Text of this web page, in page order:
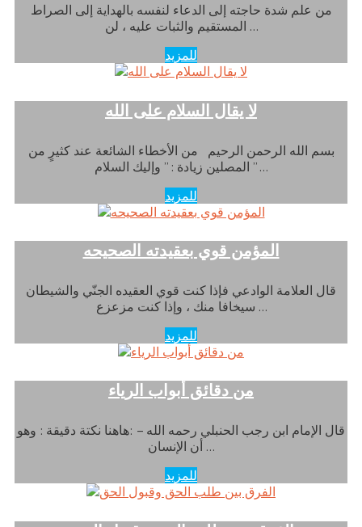
من علم شدة حاجته إلى الدعاء لنفسه بالهداية إلى الصراط
المستقيم والثبات عليه ، لن …
للمزيد
لا يقال السلام على الله
بسم الله الرحمن الرحيم من الأخطاء الشائعة عند كثيرٍ من
المصلين زيادة : ” وإليك السلام ” …
للمزيد
المؤمن قوي بعقيدته الصحيحه
قال العلامة الوادعي فإذا كنت قوي العقيده الجنّي والشيطان
سيخافا منك ، وإذا كنت مزعزع …
للمزيد
من دقائق أبواب الرياء
قال الإمام ابن رجب الحنبلي رحمه الله – :هاهنا نكتة دقيقة : وهو
أن الإنسان …
للمزيد